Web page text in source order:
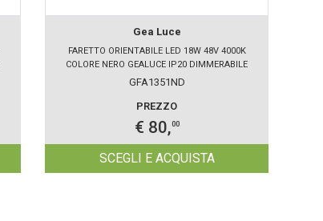
Gea Luce
FARETTO ORIENTABILE LED 18W 48V 4000K
COLORE NERO GEALUCE IP20 DIMMERABILE
GFA1351ND
PREZZO
€ 80,00
SCEGLI E ACQUISTA